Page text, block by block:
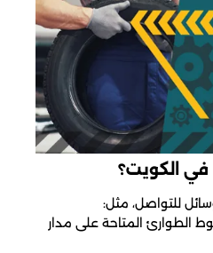
الكويت؟
للتواصل، مثل:
الطوارئ المتاحة على مدار